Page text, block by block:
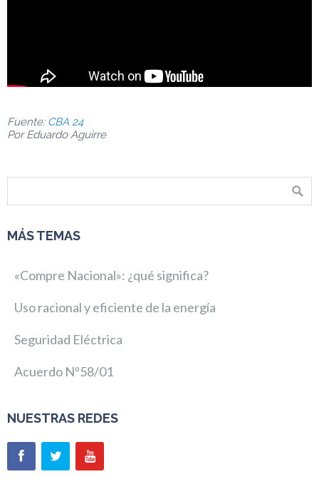
Fuente: CBA 24
Por Eduardo Aguirre
MÁS TEMAS
«Compre Nacional»: ¿qué significa?
Uso racional y eficiente de la energía
Seguridad Eléctrica
Acuerdo Nº58/01
NUESTRAS REDES